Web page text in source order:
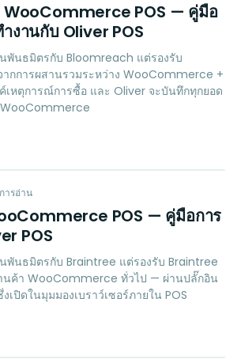
POS — คู่มือ
งานกับ Oliver POS
นพันธมิตรกับ Bloomreach แต่รองรับ
กการผสานรวมระหว่าง WooCommerce +
หตุการณ์การซื้อ และ Oliver จะบันทึกทุกยอด
ารอ่าน
POS — คู่มือการ
POS
นพันธมิตรกับ Braintree แต่รองรับ Braintree
นค้า WooCommerce ทั่วไป — ผ่านปลั๊กอิน
ปิดในมุมมองเบราว์เซอร์ภายใน POS